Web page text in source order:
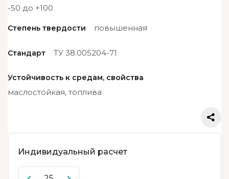
-50 до +100
Степень твердости повышенная
Стандарт ТУ 38.005204-71
Устойчивость к средам, свойства
маслостойкая, топлива
Индивидуальный расчет